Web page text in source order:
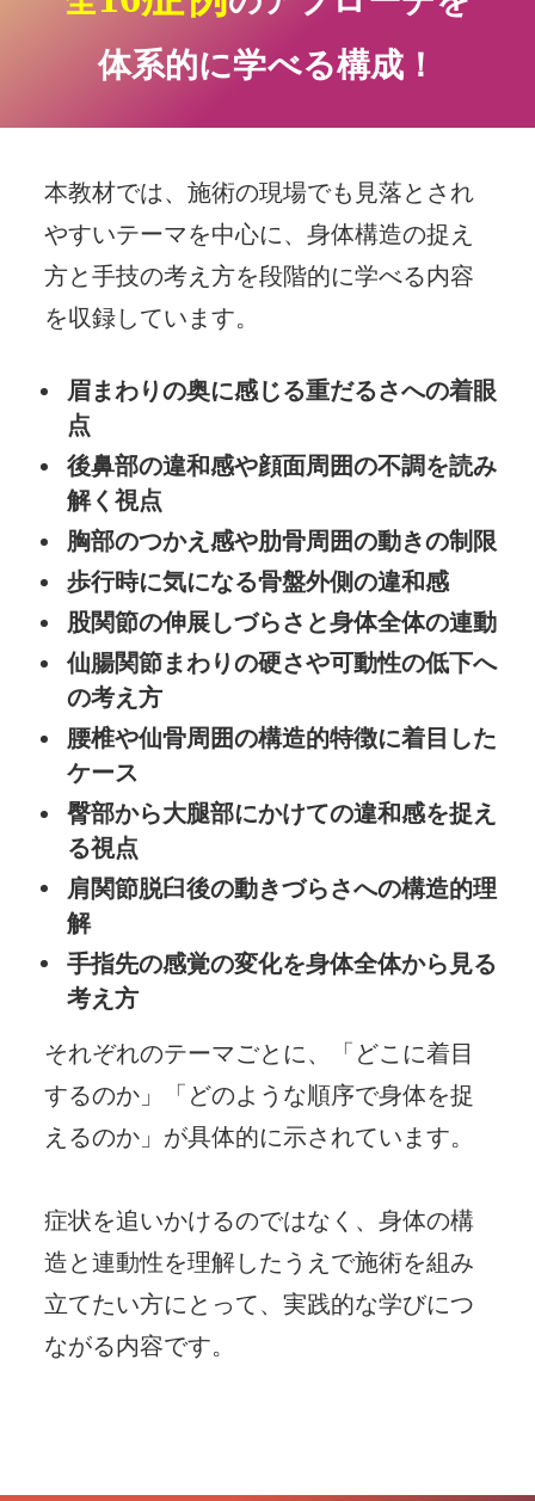
体系的に学べる構成！
本教材では、施術の現場でも見落とされ
やすいテーマを中心に、 身体構造の捉え
方と手技の考え方を段階的に学べる内容
を収録しています。
眉まわりの奥に感じる重だるさへの着眼
点
後鼻部の違和感や顔面周囲の不調を読み
解く視点
胸部のつかえ感や肋骨周囲の動きの制限
歩行時に気になる骨盤外側の違和感
股関節の伸展しづらさと身体全体の連動
仙腸関節まわりの硬さや可動性の低下へ
の考え方
腰椎や仙骨周囲の構造的特徴に着目した
ケース
臀部から大腿部にかけての違和感を捉え
る視点
肩関節脱臼後の動きづらさへの構造的理
解
手指先の感覚の変化を身体全体から見る
考え方
それぞれのテーマごとに、「どこに着目
するのか」
「どのような順序で身体を捉
えるのか」が具体的に示されています。
症状を追いかけるのではなく、 身体の構
造と連動性を理解したうえで施術を組み
立てたい方にとって、 実践的な学びにつ
ながる内容です。